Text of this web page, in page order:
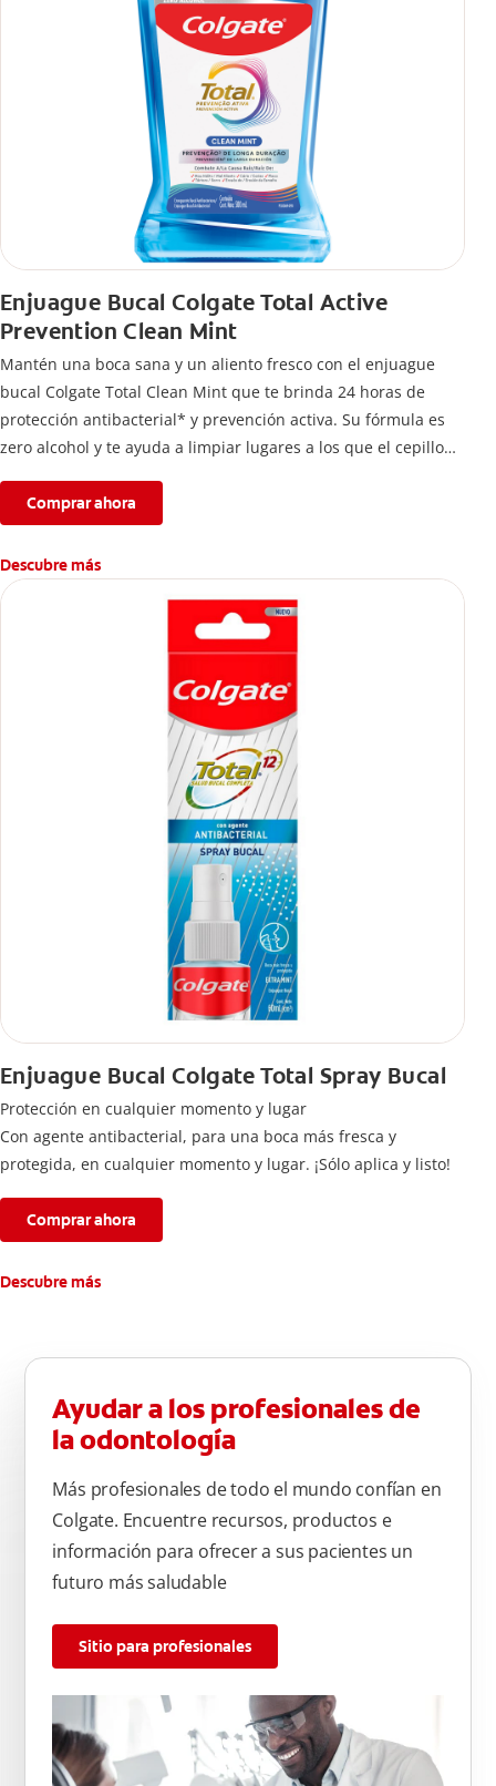
Enjuague Bucal Colgate Total Active
Prevention Clean Mint
Mantén una boca sana y un aliento fresco con el enjuague
bucal Colgate Total Clean Mint que te brinda 24 horas de
protección antibacterial* y prevención activa. Su fórmula es
zero alcohol y te ayuda a limpiar lugares a los que el cepillo
Comprar ahora
Descubre más
Enjuague Bucal Colgate Total Spray Bucal
Protección en cualquier momento y lugar
Con agente antibacterial, para una boca más fresca y
protegida, en cualquier momento y lugar. ¡Sólo aplica y listo!
Comprar ahora
Descubre más
Ayudar a los profesionales de
la odontología
Más profesionales de todo el mundo confían en
Colgate. Encuentre recursos, productos e
información para ofrecer a sus pacientes un
futuro más saludable
Sitio para profesionales